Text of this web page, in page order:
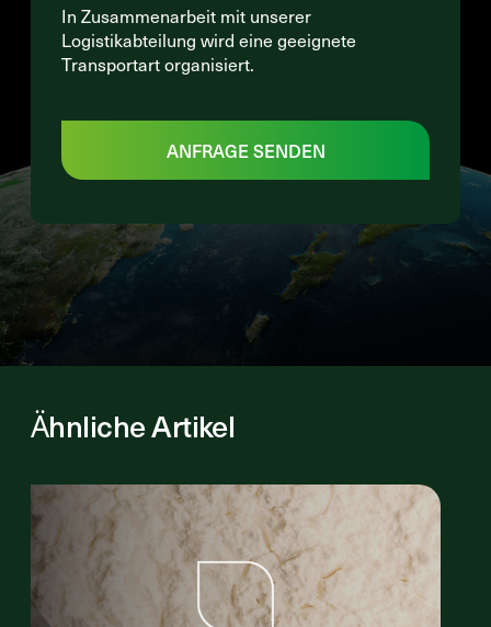
In Zusammenarbeit mit unserer
Logistikabteilung wird eine geeignete
Transportart organisiert.
ANFRAGE SENDEN
Ähnliche Artikel